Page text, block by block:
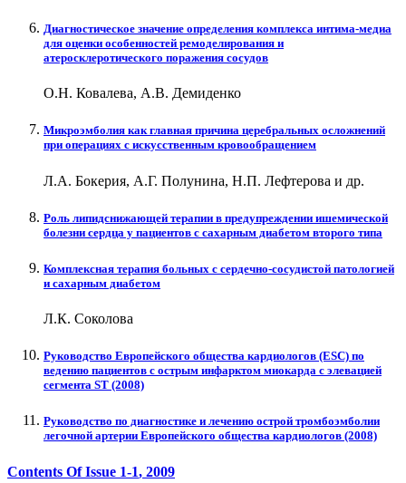
Диагностическое значение определения комплекса интима-медиа
для оценки особенностей ремоделирования и
атеросклеротического поражения сосудов
О.Н. Ковалева, А.В. Демиденко
Микроэмболия как главная причина церебральных осложнений
при операциях с искусственным кровообращением
Л.А. Бокерия, А.Г. Полунина, Н.П. Лефтерова и др.
Роль липидснижающей терапии в предупреждении ишемической
болезни сердца у пациентов с сахарным диабетом второго типа
Комплексная терапия больных с сердечно-сосудистой патологией
и сахарным диабетом
Л.К. Соколова
Руководство Европейского общества кардиологов (ESC) по
ведению пациентов с острым инфарктом миокарда с элевацией
сегмента ST (2008)
Руководство по диагностике и лечению острой тромбоэмболии
легочной артерии Европейского общества кардиологов (2008)
Contents Of Issue 1-1, 2009